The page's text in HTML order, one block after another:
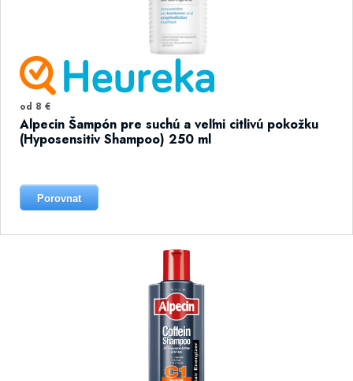
od 8 €
Alpecin Šampón pre suchú a veľmi citlivú pokožku
(Hyposensitiv Shampoo) 250 ml
Porovnat